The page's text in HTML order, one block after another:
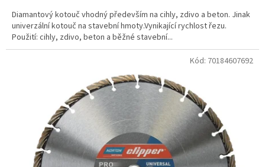
Diamantový kotouč vhodný především na cihly, zdivo a beton. Jinak
univerzální kotouč na stavební hmoty.Vynikající rychlost řezu.
Použití: cihly, zdivo, beton a běžné stavební...
Kód: 70184607692